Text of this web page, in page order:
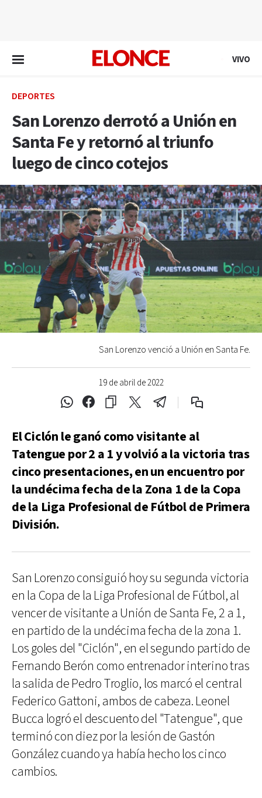
VIVO
DEPORTES
San Lorenzo derrotó a Unión en
Santa Fe y retornó al triunfo
luego de cinco cotejos
19 de abril de 2022
San Lorenzo venció a Unión en Santa Fe.
El Ciclón le ganó como visitante al
Tatengue por 2 a 1 y volvió a la victoria tras
cinco presentaciones, en un encuentro por
la undécima fecha de la Zona 1 de la Copa
de la Liga Profesional de Fútbol de Primera
División.
San Lorenzo consiguió hoy su segunda victoria
en la Copa de la Liga Profesional de Fútbol, al
vencer de visitante a Unión de Santa Fe, 2 a 1,
en partido de la undécima fecha de la zona 1.
Los goles del "Ciclón", en el segundo partido de
Fernando Berón como entrenador interino tras
la salida de Pedro Troglio, los marcó el central
Federico Gattoni, ambos de cabeza. Leonel
Bucca logró el descuento del "Tatengue", que
terminó con diez por la lesión de Gastón
González cuando ya había hecho los cinco
cambios.